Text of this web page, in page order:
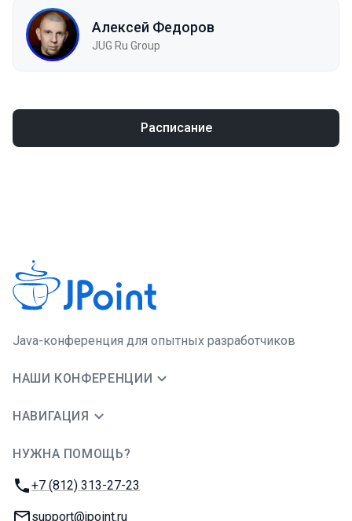
Алексей Федоров
JUG Ru Group
Расписание
Java-конференция для опытных разработчиков
НАШИ КОНФЕРЕНЦИИ
НАВИГАЦИЯ
НУЖНА ПОМОЩЬ?
Телефон:
+7 (812) 313-27-23
E-mail:
support@jpoint.ru